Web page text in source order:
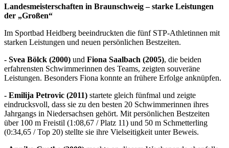
Landesmeisterschaften in Braunschweig – starke Leistungen
der „Großen“
Im Sportbad Heidberg beeindruckten die fünf STP-Athletinnen mit
starken Leistungen und neuen persönlichen Bestzeiten.
- Svea Bölck (2000) und Fiona Saalbach (2005), die beiden
erfahrensten Schwimmerinnen des Teams, zeigten souveräne
Leistungen. Besonders Fiona konnte an frühere Erfolge anknüpfen.
- Emilija Petrovic (2011) startete gleich fünfmal und zeigte
eindrucksvoll, dass sie zu den besten 20 Schwimmerinnen ihres
Jahrgangs in Niedersachsen gehört. Mit persönlichen Bestzeiten
über 100 m Freistil (1:08,67 / Platz 11) und 50 m Schmetterling
(0:34,65 / Top 20) stellte sie ihre Vielseitigkeit unter Beweis.